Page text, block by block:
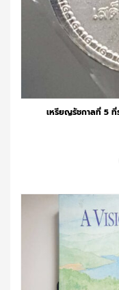
เหรียญรัชกาลที่ 5 ที่